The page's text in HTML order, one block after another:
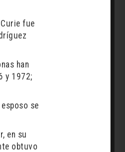
fue
han
y 1972;
se
en su
obtuvo